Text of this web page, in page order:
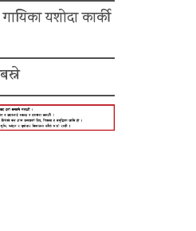
यशोदा कार्की